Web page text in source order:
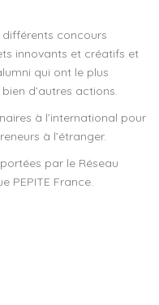
différents concours
innovants et créatifs et
qui ont le plus
d’autres actions.
à l’international pour
à l’étranger.
par le Réseau
PEPITE France.